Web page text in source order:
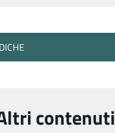
contenuti